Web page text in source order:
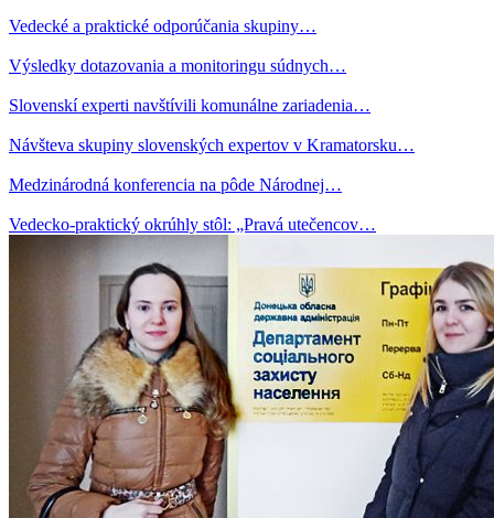
Vedecké a praktické odporúčania skupiny…
Výsledky dotazovania a monitoringu súdnych…
Slovenskí experti navštívili komunálne zariadenia…
Návšteva skupiny slovenských expertov v Kramatorsku…
Medzinárodná konferencia na pôde Národnej…
Vedecko-praktický okrúhly stôl: „Pravá utečencov…